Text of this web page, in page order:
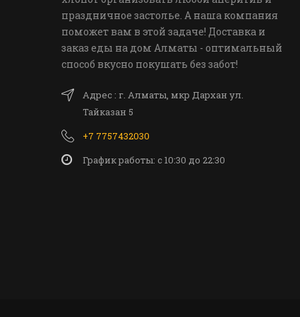
праздничное застолье. А наша компания
поможет вам в этой задаче! Доставка и
заказ еды на дом Алматы - оптимальный
способ вкусно покушать без забот!
Адрес : г. Алматы, мкр Дархан ул.
Тайказан 5
+7 7757432030
График работы: c 10:30 до 22:30